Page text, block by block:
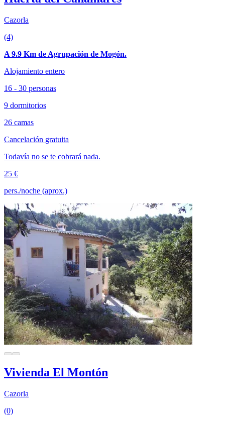
Cazorla
(4)
A 9.9 Km de Agrupación de Mogón.
Alojamiento entero
16 - 30 personas
9 dormitorios
26 camas
Cancelación gratuita
Todavía no se te cobrará nada.
25 €
pers./noche (aprox.)
Vivienda El Montón
Cazorla
(0)